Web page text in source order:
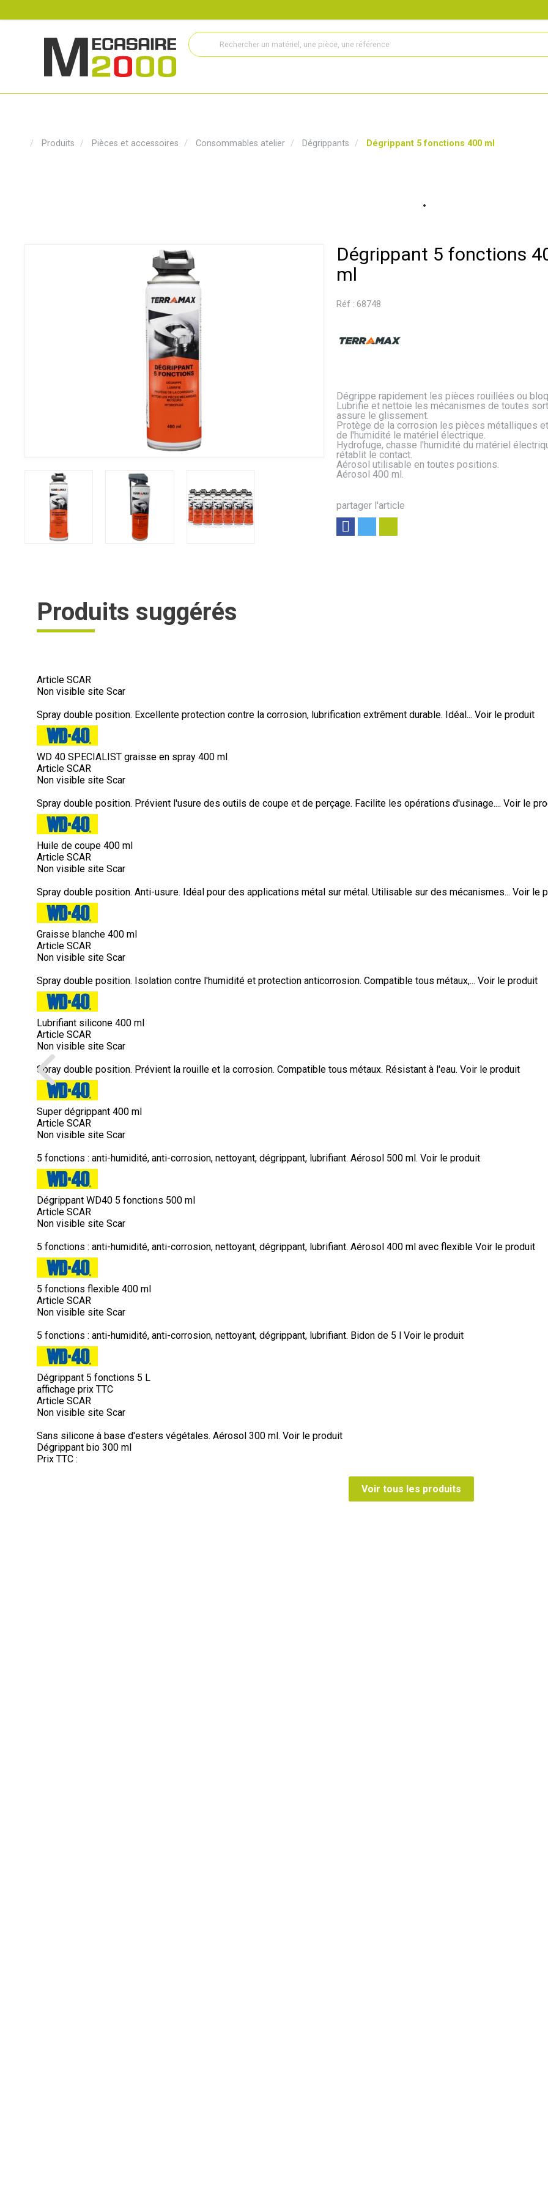
Produits Pièces et accessoires Consommables atelier Dégrippants Dégrippant 5 fonctions 400 ml
Dégrippant 5 fonctions
ml
Réf : 68748
partager l'article
Dégrippe rapidement les pièces rouillées ou
Lubrifie et nettoie les mécanismes de toutes
assure le glissement.
Protège de la corrosion les pièces métalliques
de l'humidité le matériel électrique.
Hydrofuge, chasse l'humidité du matériel
rétablit le contact.
Aérosol utilisable en toutes positions.
Aérosol 400 ml.
Produits suggérés
Article SCAR
Non visible site Scar
Spray double position. Excellente protection contre la corrosion, lubrification extrêment durable. Idéal... Voir le produit
WD 40 SPECIALIST graisse en spray 400 ml
Article SCAR
Non visible site Scar
Spray double position. Prévient l'usure des outils de coupe et de perçage. Facilite les opérations d'usinage.... Voir le
Huile de coupe 400 ml
Article SCAR
Non visible site Scar
Spray double position. Anti-usure. Idéal pour des applications métal sur métal. Utilisable sur des mécanismes... Voir le
Graisse blanche 400 ml
Article SCAR
Non visible site Scar
Spray double position. Isolation contre l'humidité et protection anticorrosion. Compatible tous métaux,... Voir le produit
Lubrifiant silicone 400 ml
Article SCAR
Non visible site Scar
Spray double position. Prévient la rouille et la corrosion. Compatible tous métaux. Résistant à l'eau. Voir le produit
Super dégrippant 400 ml
Article SCAR
Non visible site Scar
5 fonctions : anti-humidité, anti-corrosion, nettoyant, dégrippant, lubrifiant. Aérosol 500 ml. Voir le produit
Dégrippant WD40 5 fonctions 500 ml
Article SCAR
Non visible site Scar
5 fonctions : anti-humidité, anti-corrosion, nettoyant, dégrippant, lubrifiant. Aérosol 400 ml avec flexible Voir le produit
5 fonctions flexible 400 ml
Article SCAR
Non visible site Scar
5 fonctions : anti-humidité, anti-corrosion, nettoyant, dégrippant, lubrifiant. Bidon de 5 l Voir le produit
Dégrippant 5 fonctions 5 L
affichage prix TTC
Article SCAR
Non visible site Scar
Sans silicone à base d'esters végétales. Aérosol 300 ml. Voir le produit
Dégrippant bio 300 ml
Prix TTC :
Voir tous les produits